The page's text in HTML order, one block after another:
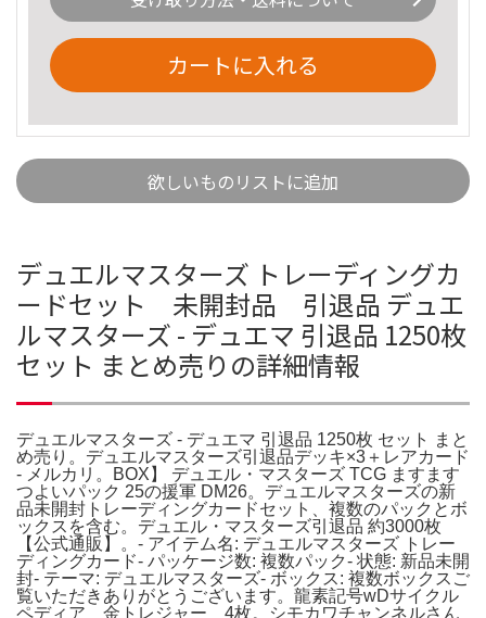
カートに入れる
欲しいものリストに追加
デュエルマスターズ トレーディングカ
ードセット 未開封品 引退品 デュエ
ルマスターズ - デュエマ 引退品 1250枚
セット まとめ売りの詳細情報
デュエルマスターズ - デュエマ 引退品 1250枚 セット まと
め売り。デュエルマスターズ引退品デッキ×3＋レアカード
- メルカリ。BOX】 デュエル・マスターズ TCG ますます
つよいパック 25の援軍 DM26。デュエルマスターズの新
品未開封トレーディングカードセット、複数のパックとボ
ックスを含む。デュエル・マスターズ引退品 約3000枚
【公式通販】。- アイテム名: デュエルマスターズ トレー
ディングカード- パッケージ数: 複数パック- 状態: 新品未開
封- テーマ: デュエルマスターズ- ボックス: 複数ボックスご
覧いただきありがとうございます。龍素記号wDサイクル
ペディア 金トレジャー 4枚。シモカワチャンネルさん